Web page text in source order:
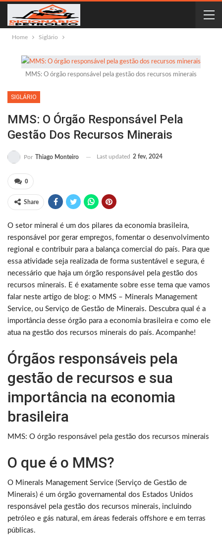
Home Siglário
MMS: O órgão responsável pela gestão dos recursos minerais
SIGLÁRIO
MMS: O Órgão Responsável Pela
Gestão Dos Recursos Minerais
Por Thiago Monteiro Last updated 2 fev, 2024
0
Share
O setor mineral é um dos pilares da economia brasileira,
responsável por gerar empregos, fomentar o desenvolvimento
regional e contribuir para a balança comercial do país. Para que
essa atividade seja realizada de forma sustentável e segura, é
necessário que haja um órgão responsável pela gestão dos
recursos minerais. E é exatamente sobre esse tema que vamos
falar neste artigo de blog: o MMS – Minerals Management
Service, ou Serviço de Gestão de Minerais. Descubra qual é a
importância desse órgão para a economia brasileira e como ele
atua na gestão dos recursos minerais do país. Acompanhe!
Órgãos responsáveis pela
gestão de recursos e sua
importância na economia
brasileira
MMS: O órgão responsável pela gestão dos recursos minerais
O que é o MMS?
O Minerals Management Service (Serviço de Gestão de
Minerais) é um órgão governamental dos Estados Unidos
responsável pela gestão dos recursos minerais, incluindo
petróleo e gás natural, em áreas federais offshore e em terras
públicas.